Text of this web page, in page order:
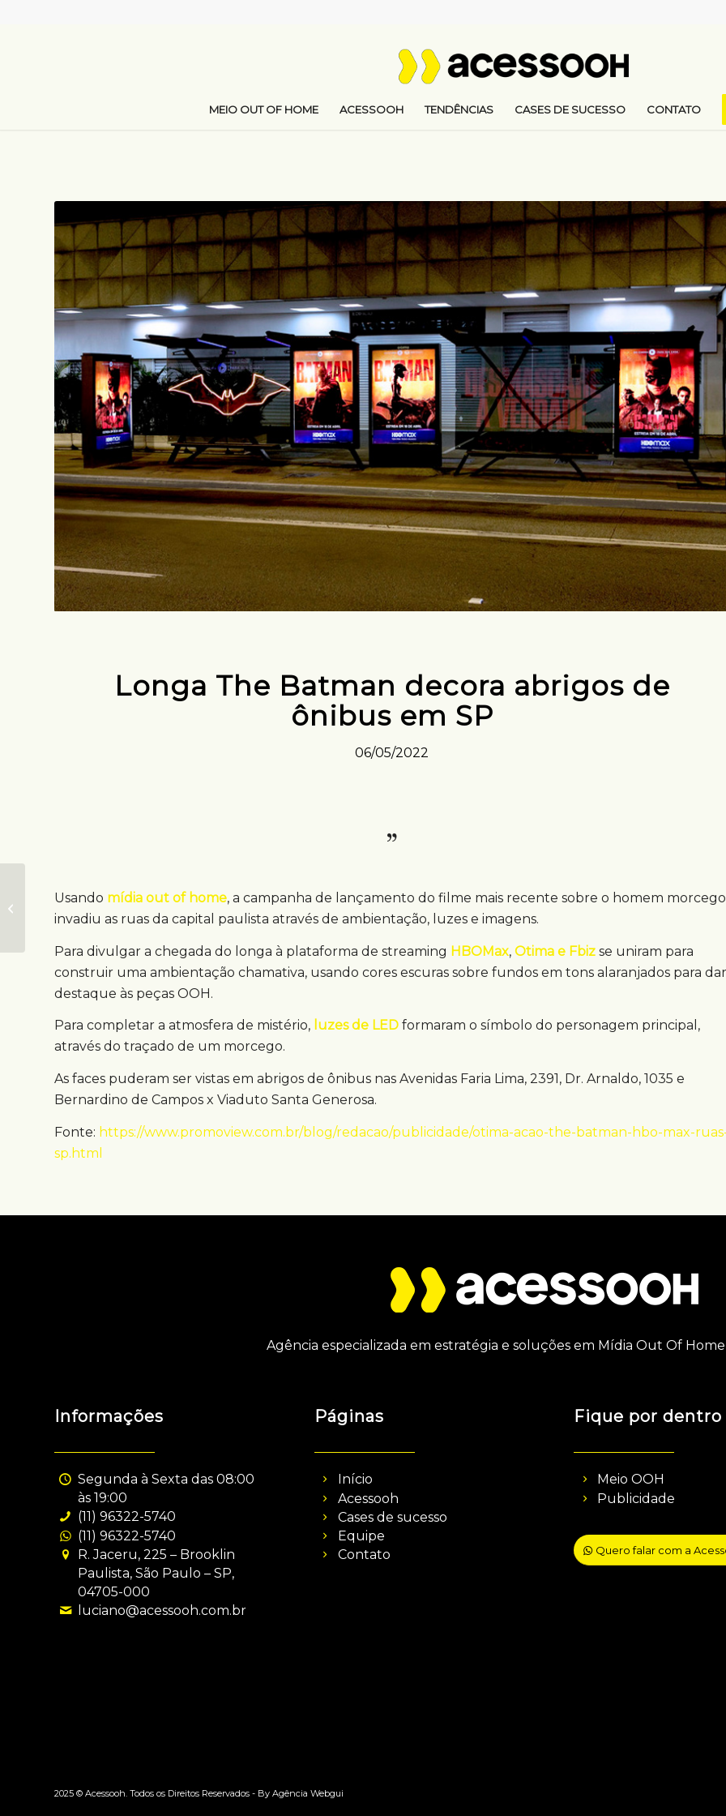
MEIO OUT OF HOME ACESSOOH TENDÊNCIAS CASES DE SUCESSO CONTATO
Longa The Batman decora abrigos de
ônibus em SP
06/05/2022
Usando mídia out of home, a campanha de lançamento do filme mais recente sobre o homem morcego
invadiu as ruas da capital paulista através de ambientação, luzes e imagens.
Para divulgar a chegada do longa à plataforma de streaming HBOMax, Otima e Fbiz se uniram para
construir uma ambientação chamativa, usando cores escuras sobre fundos em tons alaranjados para dar
destaque às peças OOH.
Para completar a atmosfera de mistério, luzes de LED formaram o símbolo do personagem principal,
através do traçado de um morcego.
As faces puderam ser vistas em abrigos de ônibus nas Avenidas Faria Lima, 2391, Dr. Arnaldo, 1035 e
Bernardino de Campos x Viaduto Santa Generosa.
Fonte: https://www.promoview.com.br/blog/redacao/publicidade/otima-acao-the-batman-hbo-max-
sp.html
Agência especializada em estratégia e soluções em Mídia Out Of
Informações
Segunda à Sexta das 08:00
às 19:00
(11) 96322-5740
(11) 96322-5740
R. Jaceru, 225 – Brooklin
Paulista, São Paulo – SP,
04705-000
luciano@acessooh.com.br
Páginas
Início
Acessooh
Cases de sucesso
Equipe
Contato
Fique por dentro
Meio OOH
Publicidade
Quero falar com a
2025 © Acessooh. Todos os Direitos Reservados - By Agência Webgui
promove novo
campus da ESPM no